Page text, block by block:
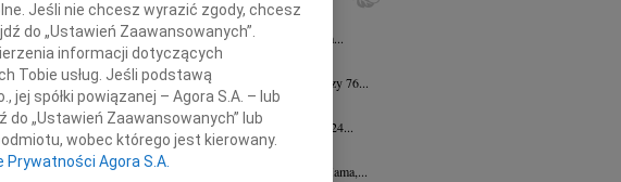
Jan Staszewski 26.06.2026 Rzeszów
Bez Ciebie nie byłoby Mnie, taką jaką jestem...
Grażyna Bartczak 13.03.2026
W dniu 5 marca 2026 roku zmarła przeżywszy 76...
Jerzy Wojtowicz 14.03.2024
Rzeszów
Z żalem zawiadamiamy, że dnia 13 marca 2024...
Krystyna Jasińska
28.12.2023Rzeszów
26 lipca 2023 roku zmarła Kochana Żona, Mama,...
Jeśli nie chcesz wyrazić zgody, chcesz
do „Ustawień Zaawansowanych”.
informacji dotyczących
Tobie usług. Jeśli podstawą
spółki powiązanej – Agora S.A. – lub
„Ustawień Zaawansowanych” lub
wobec którego jest kierowany.
Prywatności Agora S.A.